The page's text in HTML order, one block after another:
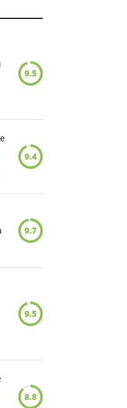
9.5
9.4
9.7
9.5
8.8